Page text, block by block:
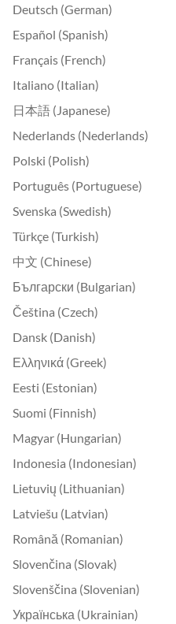
Deutsch (German)
Español (Spanish)
Français (French)
Italiano (Italian)
日本語 (Japanese)
Nederlands (Nederlands)
Polski (Polish)
Português (Portuguese)
Svenska (Swedish)
Türkçe (Turkish)
中文 (Chinese)
Български (Bulgarian)
Čeština (Czech)
Dansk (Danish)
Ελληνικά (Greek)
Eesti (Estonian)
Suomi (Finnish)
Magyar (Hungarian)
Indonesia (Indonesian)
Lietuvių (Lithuanian)
Latviešu (Latvian)
Română (Romanian)
Slovenčina (Slovak)
Slovenščina (Slovenian)
Українська (Ukrainian)